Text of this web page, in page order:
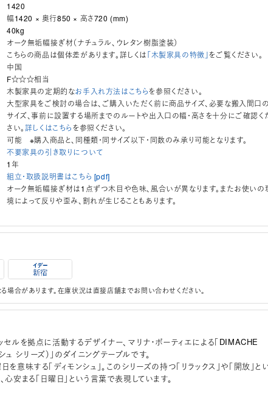
1420
幅1420 × 奥行850 × 高さ720 (mm)
40kg
オーク無垢幅接ぎ材（ナチュラル、ウレタン樹脂塗装）
こちらの商品は個体差があります。詳しくは「木製家具の特徴」をご覧ください。
中国
F☆☆☆相当
木製家具の定期的なお手入れ方法はこちらを参照ください。
大型家具をご検討の場合は、ご購入いただく前に商品サイズ、必要な搬入間口
サイズ、事前に設置する場所までのルートや出入口の幅・高さを十分にご確認く
さい。詳しくはこちらを参照ください。
可能 ※購入商品と、同種類・同サイズ以下・同数のみ承り可能となります。
不要家具の引き取りについて
1年
組立・取扱説明書はこちら [pdf]
オーク無垢幅接ぎ材は1点ずつ木目や色味、風合いが異なります。またお使いの
境によって反りや歪み、割れが生じることもあります。
場合があります。在庫状況は直接店舗までお問い合わせください。
セルを拠点に活動するデザイナー、マリナ・ボーティエによる「DIMACHE
シリーズ）」のダイニングテーブルです。
を意味する「ディモンシュ」。このシリーズの持つ「リラックス」や「開放」と
心安まる「日曜日」という言葉で表現しています。